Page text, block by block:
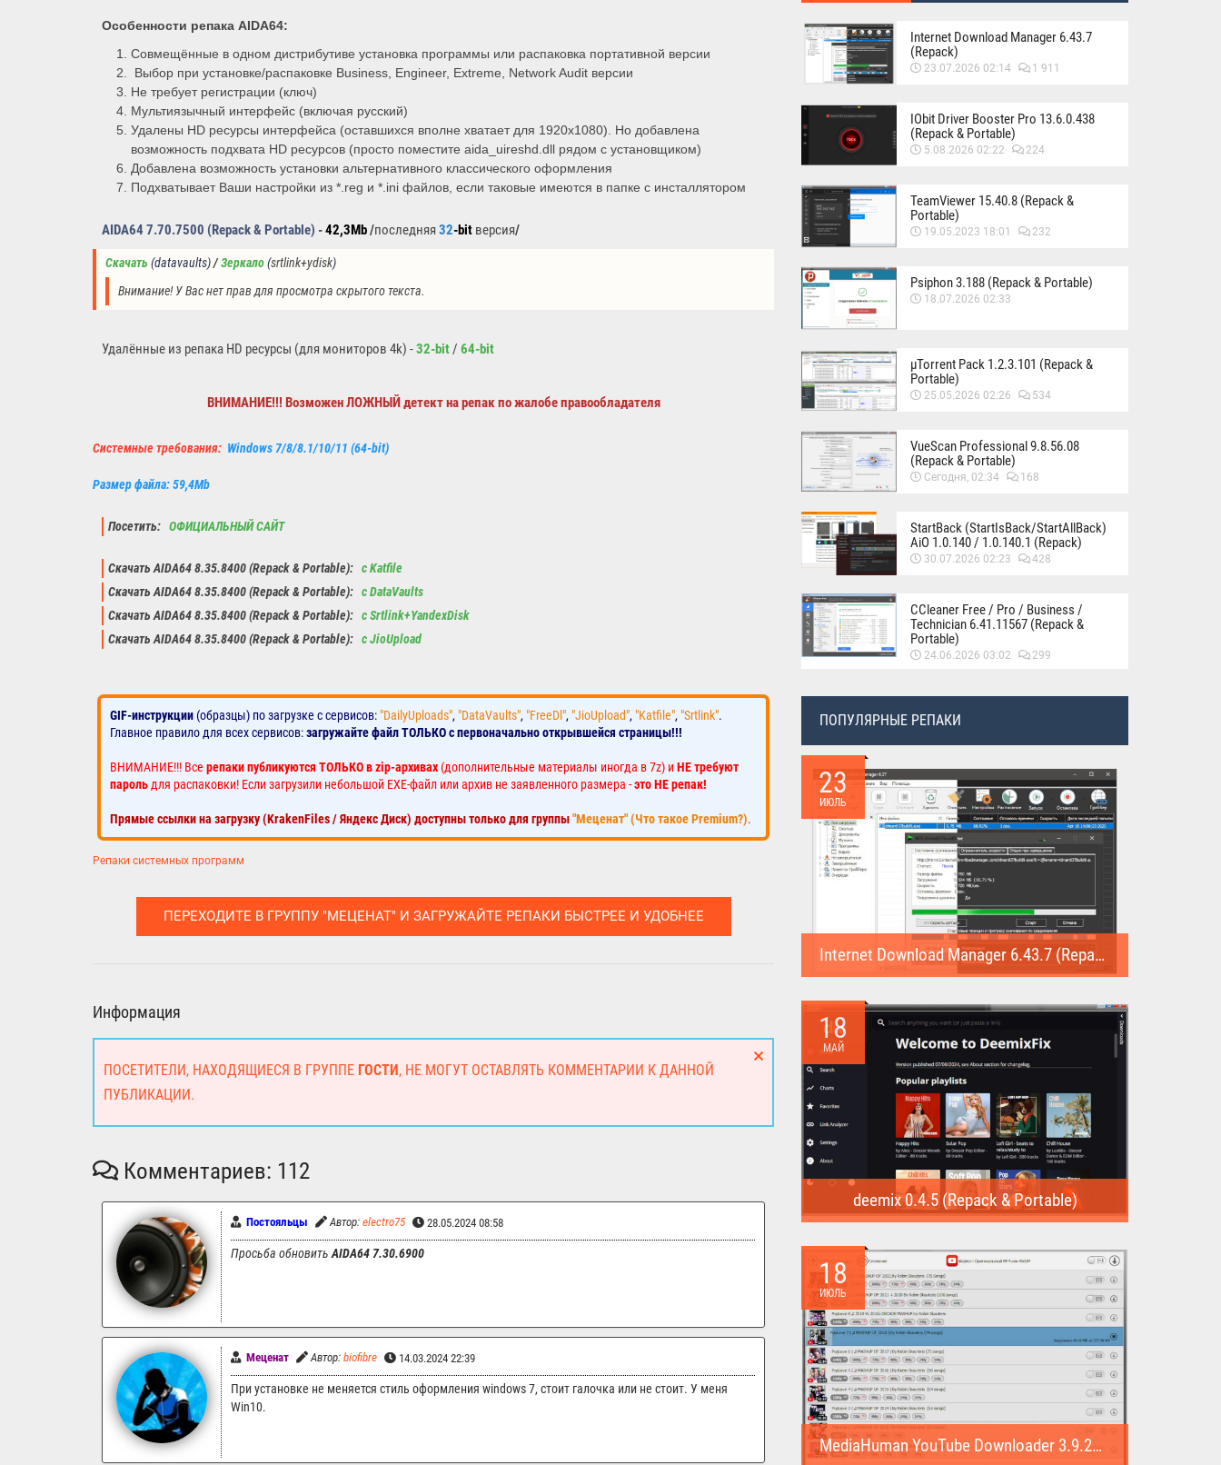
Особенности репака AIDA64:
Совмещённые в одном дистрибутиве установка программы или распаковка портативной версии
Выбор при установке/распаковке Business, Engineer, Extreme, Network Audit версии
Не требует регистрации (ключ)
Мультиязычный интерфейс (включая русский)
Удалены HD ресурсы интерфейса (оставшихся вполне хватает для 1920x1080). Но добавлена
возможность подхвата HD ресурсов (просто поместите aida_uireshd.dll рядом с установщиком)
Добавлена возможность установки альтернативного классического оформления
Подхватывает Ваши настройки из *.reg и *.ini файлов, если таковые имеются в папке с инсталлятором
AIDA64 7.70.7500 (Repack & Portable) -42,3Mb/последняя32-bit версия/
Скачать (datavaults) / Зеркало(srtlink+ydisk)
Внимание! У Вас нет прав для просмотра скрытого текста.
Удалённые из репака HD ресурсы (для мониторов 4k) -32-bit/ 64-bit
ВНИМАНИЕ!!! Возможен ЛОЖНЫЙ детект на репак по жалобе правообладателя
Системные требования: Windows 7/8/8.1/10/11 (64-bit)
Размер файла: 59,4Mb
Посетить: ОФИЦИАЛЬНЫЙ САЙТ
Скачать AIDA64 8.35.8400 (Repack & Portable): с Katfile
Скачать AIDA64 8.35.8400 (Repack & Portable): с DataVaults
Скачать AIDA64 8.35.8400 (Repack & Portable): с Srtlink+YandexDisk
Скачать AIDA64 8.35.8400 (Repack & Portable): с JioUpload
GIF-инструкции (образцы) по загрузке с сервисов: "DailyUploads", "DataVaults", "FreeDl", "JioUpload", "Katfile", "Srtlink".
Главное правило для всех сервисов:загружайте файл ТОЛЬКО с первоначально открывшейся страницы!!!
ВНИМАНИЕ!!! Все репаки публикуются ТОЛЬКО в zip-архивах(дополнительные материалы иногда в 7z) иНЕ требуют
пароль для распаковки! Если загрузили небольшой EXE-файл или архив не заявленного размера -это НЕ репак!
Прямые ссылки на загрузку (KrakenFiles / Яндекс Диск) доступны только для группы"Меценат" (Что такое Premium?).
Репаки системных программ
ПЕРЕХОДИТЕ В ГРУППУ "МЕЦЕНАТ" И ЗАГРУЖАЙТЕ РЕПАКИ БЫСТРЕЕ И УДОБНЕЕ
Информация
ПОСЕТИТЕЛИ, НАХОДЯЩИЕСЯ В ГРУППЕ ГОСТИ, НЕ МОГУТ ОСТАВЛЯТЬ КОММЕНТАРИИ К ДАННОЙ
ПУБЛИКАЦИИ.
Комментариев: 112
Постояльцы Автор: electro75 28.05.2024 08:58
Просьба обновитьAIDA64 7.30.6900
Меценат Автор: biofibre 14.03.2024 22:39
При установке не меняется стиль оформления windows 7, стоит галочка или не стоит. У меня
Win10.
Internet Download Manager 6.43.7
(Repack)
23.07.2026 02:14 1 911
IObit Driver Booster Pro 13.6.0.438
(Repack & Portable)
5.08.2026 02:22 224
TeamViewer 15.40.8 (Repack &
Portable)
19.05.2023 18:01 232
Psiphon 3.188 (Repack & Portable)
18.07.2026 02:33
µTorrent Pack 1.2.3.101 (Repack &
Portable)
25.05.2026 02:26 534
VueScan Professional 9.8.56.08
(Repack & Portable)
Сегодня, 02:34 168
StartBack (StartIsBack/StartAllBack)
AiO 1.0.140 / 1.0.140.1 (Repack)
30.07.2026 02:23 428
CCleaner Free / Pro / Business /
Technician 6.41.11567 (Repack &
Portable)
24.06.2026 03:02 299
ПОПУЛЯРНЫЕ РЕПАКИ
23
ИЮЛЬ
Internet Download Manager 6.43.7 (Repack)
предназначена для...
18
МАЙ
deemix 0.4.5 (Repack & Portable)
скачивать треки...
18
ИЮЛЬ
MediaHuman YouTube Downloader 3.9.22 (1007) (Repack & Portable)